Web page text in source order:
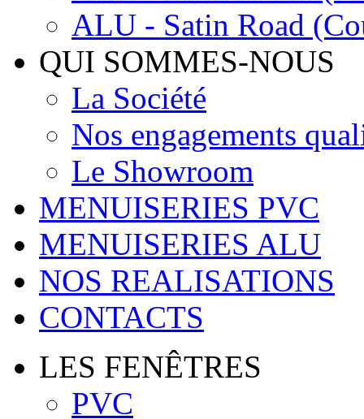
ALU - Satin Road
QUI SOMMES-NOUS
La Société
Nos engagements
Le Showroom
MENUISERIES PVC
MENUISERIES ALU
NOS REALISATIONS
CONTACTS
LES FENÊTRES
PVC